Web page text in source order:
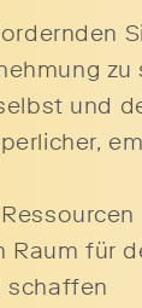
zu
und
Raum für
schaffen